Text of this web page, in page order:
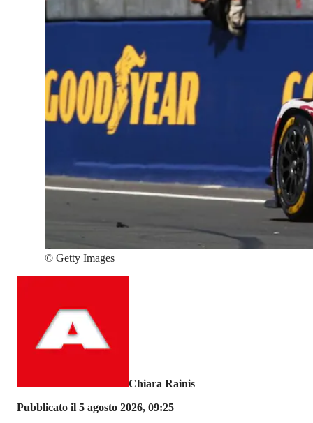
© Getty Images
Chiara Rainis
Pubblicato il 5 agosto 2026, 09:25